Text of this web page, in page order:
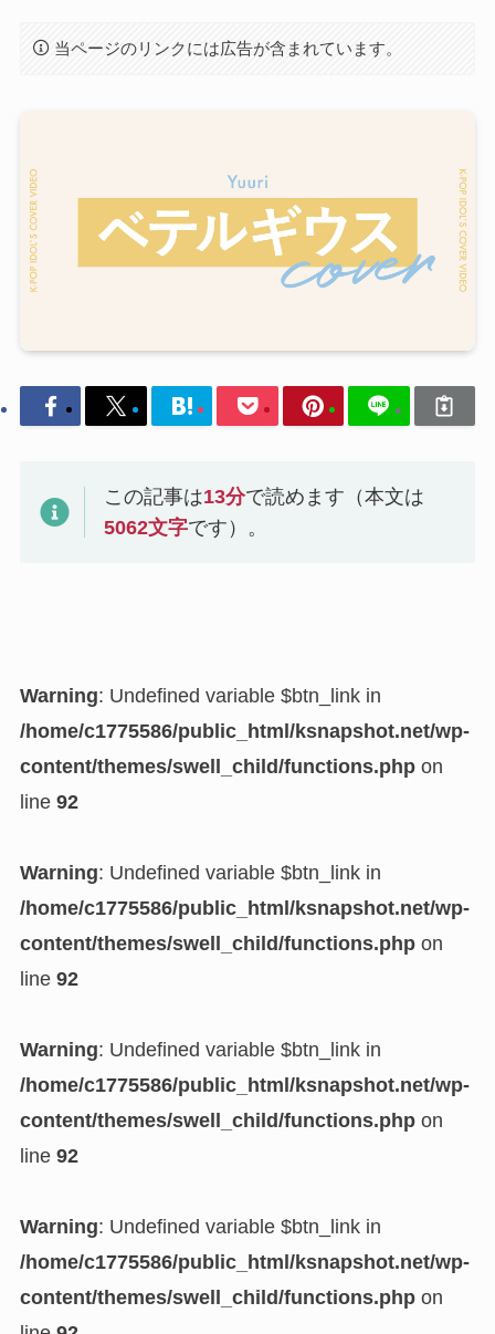
当ページのリンクには広告が含まれています。
この記事は13分で読めます（本文は
5062文字です）。
Warning: Undefined variable $btn_link in
/home/c1775586/public_html/ksnapshot.net/wp-
content/themes/swell_child/functions.phpon
line 92
Warning: Undefined variable $btn_link in
/home/c1775586/public_html/ksnapshot.net/wp-
content/themes/swell_child/functions.phpon
line 92
Warning: Undefined variable $btn_link in
/home/c1775586/public_html/ksnapshot.net/wp-
content/themes/swell_child/functions.phpon
line 92
Warning: Undefined variable $btn_link in
/home/c1775586/public_html/ksnapshot.net/wp-
content/themes/swell_child/functions.phpon